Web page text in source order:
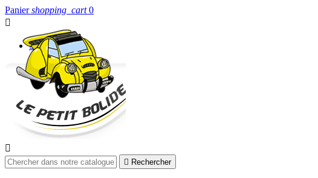
Panier shopping_cart 0

 Connexion

 Rechercher